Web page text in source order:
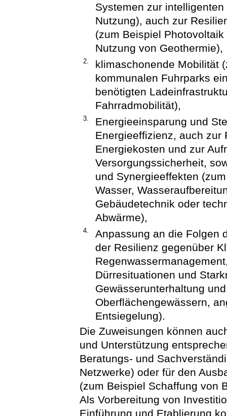
Systemen zur
Nutzung), auch zur
(zum Beispiel
Nutzung von Geothermie),
2.
klimaschonende Mobilität
kommunalen Fuhrparks
benötigten
Fahrradmobilität),
3.
Energieeinsparung und
Energieeffizienz, auch zur
Energiekosten und zur
Versorgungssicherheit,
und Synergieeffekten
Wasser,
Gebäudetechnik oder
Abwärme),
4.
Anpassung an die Folgen
der Resilienz gegenüber
Dürresituationen und
Gewässerunterhaltung
Oberflächengewässern,
Entsiegelung).
Die Zuweisungen können
und Unterstützung
Beratungs- und
Netzwerke) oder für den
(zum Beispiel Schaffung von
Als Vorbereitung von
Einführung und Etablierung